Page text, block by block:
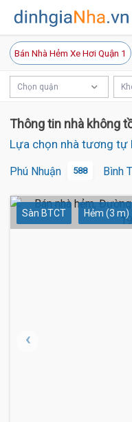
Bán Nhà Hẻm Xe Hơi Quận 1
Chọn quận
Thông tin nhà không
Lựa chọn nhà tương tự
Phú Nhuận 588 Bình
Sàn BTCT Hẻm (3 m)